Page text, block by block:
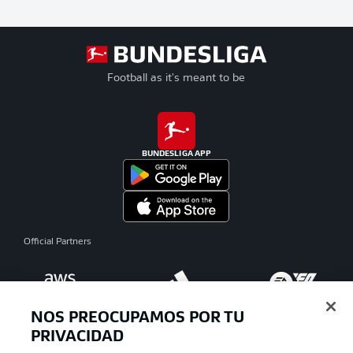
Football as it's meant to be
BUNDESLIGA APP
Official Partners
NOS PREOCUPAMOS POR TU
PRIVACIDAD